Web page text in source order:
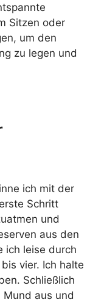
Sitzen oder
um den
zu legen und
ich mit der
Schritt
und
aus den
ich leise durch
vier. Ich halte
Schließlich
aus und